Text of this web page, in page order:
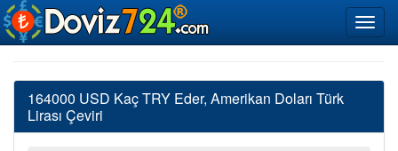
164000 USD Kaç TRY Eder, Amerikan Doları Türk
Lirası Çeviri